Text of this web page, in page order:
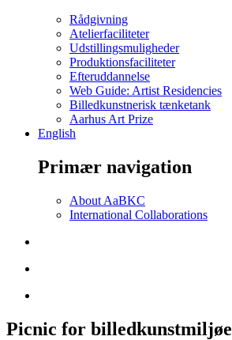
Rådgivning
Atelierfaciliteter
Udstillingsmuligheder
Produktionsfaciliteter
Efteruddannelse
Web Guide: Artist Residencies
Billedkunstnerisk tænketank
Aarhus Art Prize
English
Primær navigation
About AaBKC
International Collaborations
Picnic for